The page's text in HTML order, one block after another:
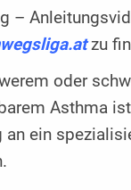
–
zu
oder
Asthma
an ein